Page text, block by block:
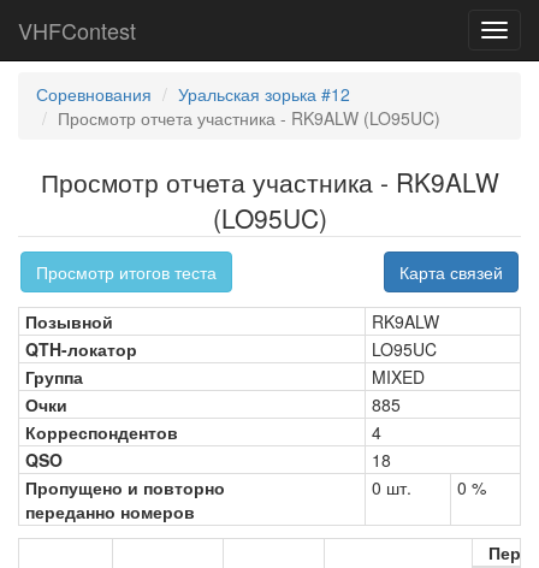
VHFContest
Соревнования
Уральская зорька #12
Просмотр отчета участника - RK9ALW (LO95UC)
Просмотр отчета участника - RK9ALW
(LO95UC)
Просмотр итогов теста Карта связей
Позывной
RK9ALW
QTH-локатор
LO95UC
Группа
MIXED
Очки
885
Корреспондентов
4
QSO
18
Пропущено и повторно
переданно номеров
0 шт. 0 %